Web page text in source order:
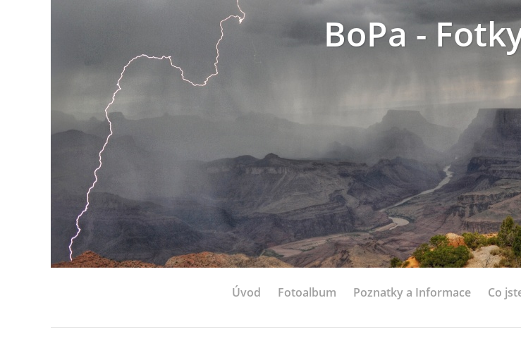
BoPa -
Úvod Fotoalbum Poznatky a Informace Co